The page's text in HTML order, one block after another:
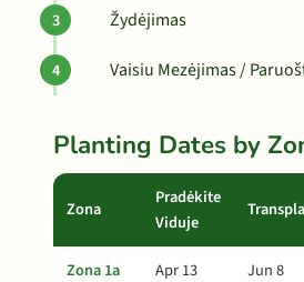
Žydėjimas
Vaisiu Mezėjimas /
Planting Dates by
Zona
Pradėkite
Viduje
Zona 1a Apr 13 Jun 8